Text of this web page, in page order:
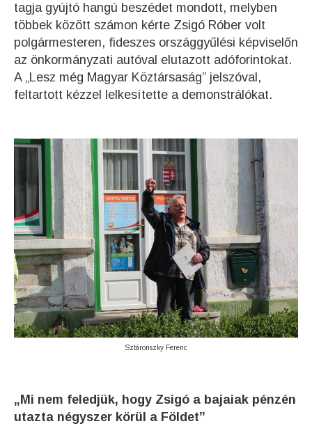
tagja gyújtó hangú beszédet mondott, melyben
többek között számon kérte Zsigó Róber volt
polgármesteren, fideszes országgyűlési képviselőn
az önkormányzati autóval elutazott adóforintokat.
A „Lesz még Magyar Köztársaság” jelszóval,
feltartott kézzel lelkesítette a demonstrálókat.
Sztáronszky Ferenc
„Mi nem feledjük, hogy Zsigó a bajaiak pénzén
utazta négyszer körül a Földet”